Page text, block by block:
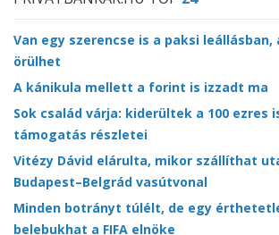
Van egy szerencse is a paksi leállásban,
örülhet
A kánikula mellett a forint is izzadt ma
Sok család várja: kiderültek a 100 ezres
támogatás részletei
Vitézy Dávid elárulta, mikor szállíthat
Budapest–Belgrád vasútvonal
Minden botrányt túlélt, de egy
belebukhat a FIFA elnöke